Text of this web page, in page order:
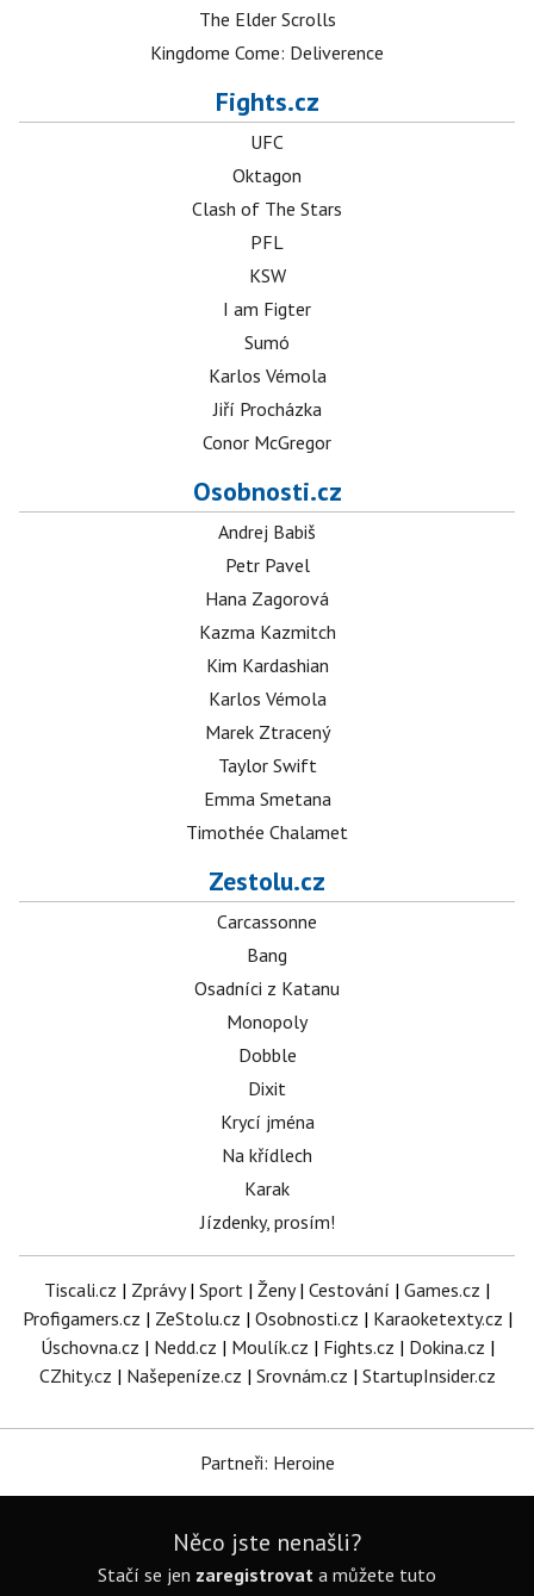
The Elder Scrolls
Kingdome Come: Deliverence
Fights.cz
UFC
Oktagon
Clash of The Stars
PFL
KSW
I am Figter
Sumó
Karlos Vémola
Jiří Procházka
Conor McGregor
Osobnosti.cz
Andrej Babiš
Petr Pavel
Hana Zagorová
Kazma Kazmitch
Kim Kardashian
Karlos Vémola
Marek Ztracený
Taylor Swift
Emma Smetana
Timothée Chalamet
Zestolu.cz
Carcassonne
Bang
Osadníci z Katanu
Monopoly
Dobble
Dixit
Krycí jména
Na křídlech
Karak
Jízdenky, prosím!
Tiscali.cz | Zprávy| Sport | Ženy| Cestování | Games.cz |
Profigamers.cz | ZeStolu.cz | Osobnosti.cz | Karaoketexty.cz |
Úschovna.cz | Nedd.cz | Moulík.cz | Fights.cz | Dokina.cz |
CZhity.cz | Našepeníze.cz | Srovnám.cz | StartupInsider.cz
Partneři: Heroine
Něco jste nenašli?
Stačí se jen zaregistrovat a můžete tuto